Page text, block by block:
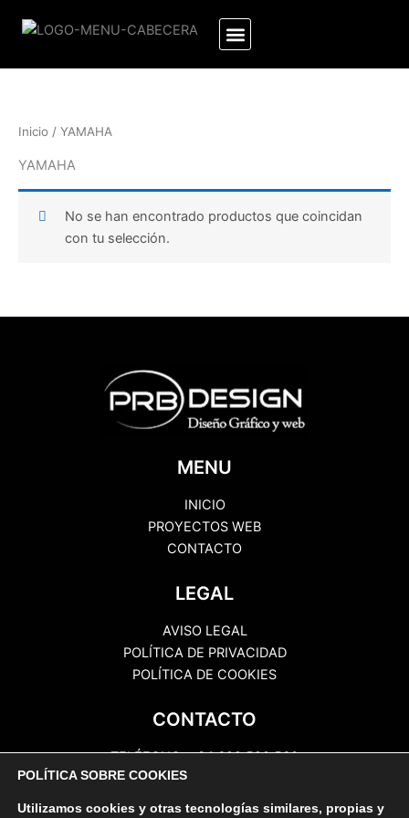
Inicio / YAMAHA
YAMAHA
No se han encontrado productos que coincidan
con tu selección.
MENU
INICIO
PROYECTOS WEB
CONTACTO
LEGAL
AVISO LEGAL
POLÍTICA DE PRIVACIDAD
POLÍTICA DE COOKIES
CONTACTO
TELÉFONO: +34 622 520 560
EMAIL: info@prbcomunicaciones.com
DIRECCIÓN: Ctra Gral Valle Guerra, 197.
POLÍTICA SOBRE COOKIES
Utilizamos cookies y otras tecnologías similares, propias y